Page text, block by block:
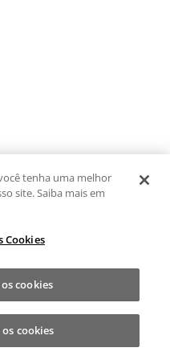
tenha uma melhor
site. Saiba mais em
Cookies
cookies
cookies